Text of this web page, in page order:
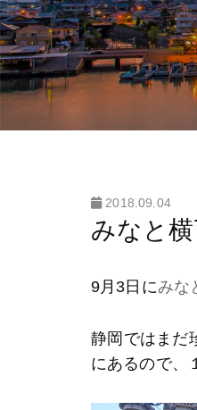
2018.09.04
みなと
9月3日にみな
静岡ではまだ
にあるので、